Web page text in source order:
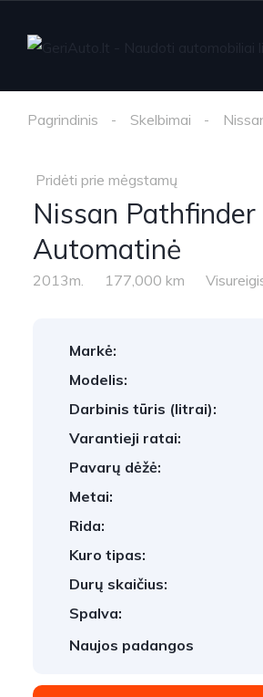
Pagrindinis Skelbimai
Pridėti prie mėgstamų
Nissan
Automatinė
2013m. 177,000 km
Markė:
Modelis:
Darbinis tūris (litrai):
Varantieji ratai:
Pavarų dėžė:
Metai:
Rida:
Kuro tipas:
Durų skaičius:
Spalva:
Naujos padangos